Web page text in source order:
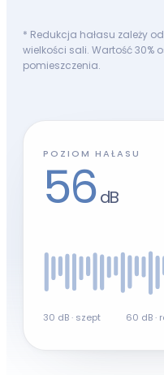
* Redukcja hałasu zależy
wielkości sali. Wartość 30%
pomieszczenia.
POZIOM HAŁASU
59 dB
30 dB · szept 60 dB ·